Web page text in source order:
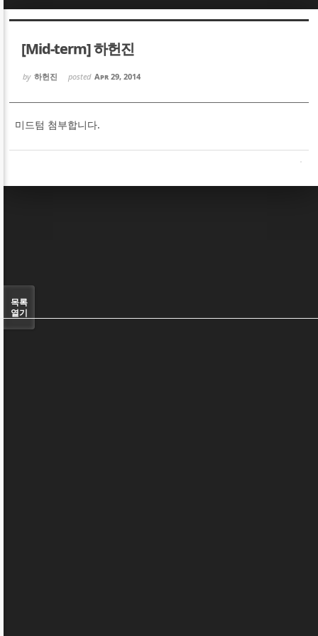
[Mid-term] 하헌진
by 하헌진 posted Apr 29, 2014
미드텀 첨부합니다.
목록
열기
Sketchbook5, 스케치북5
Sketchbook5, 스케치북5
Sketchbook5, 스케치북5
Sketchbook5, 스케치북5